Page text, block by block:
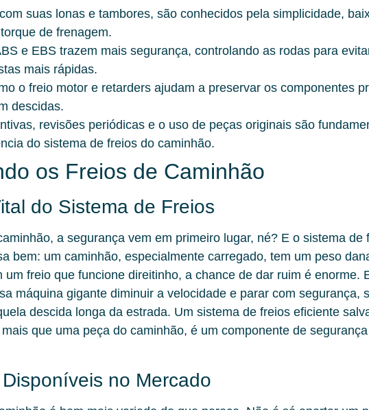
suas lonas e tambores, são conhecidos pela simplicidade,
de frenagem.
e EBS trazem mais segurança, controlando as rodas para
mais rápidas.
o freio motor e retarders ajudam a preservar os componentes
descidas.
revisões periódicas e o uso de peças originais são
do sistema de freios do caminhão.
os Freios de Caminhão
do Sistema de Freios
a segurança vem em primeiro lugar, né? E o sistema de
bem: um caminhão, especialmente carregado, tem um peso
um freio que funcione direitinho, a chance de dar ruim é enorme.
máquina gigante diminuir a velocidade e parar com segurança,
descida longa da estrada. Um sistema de freios eficiente
mais que uma peça do caminhão, é um componente de
no Mercado